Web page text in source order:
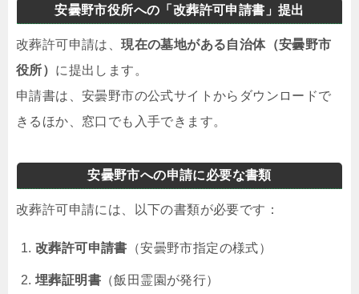
安曇野市役所への「改葬許可申請書」提出
改葬許可申請は、現在の墓地がある自治体（安曇野市
役所） に提出します。
申請書は、安曇野市の公式サイトからダウンロードで
きるほか、窓口でも入手できます。
安曇野市への申請に必要な書類
改葬許可申請には、以下の書類が必要です：
改葬許可申請書 （安曇野市指定の様式）
埋葬証明書 （飯田霊園が発行）